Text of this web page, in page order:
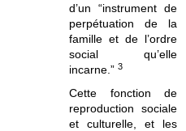
d’un “instrument de
perpétuation de la
famille et de l’ordre
social qu’elle
incarne.” 3
Cette fonction de
reproduction sociale
et culturelle, et les